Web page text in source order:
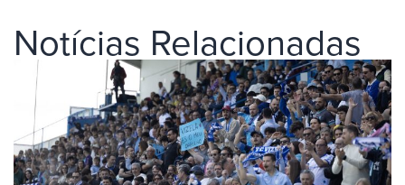
Notícias Relacionadas